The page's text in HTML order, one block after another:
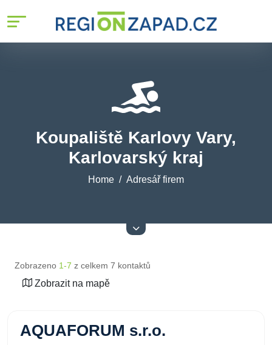
Koupaliště Karlovy Vary,
Karlovarský kraj
Home Adresář firem
Zobrazeno 1-7 z celkem 7 kontaktů
Zobrazit na mapě
AQUAFORUM s.r.o.